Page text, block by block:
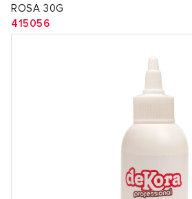
ROSA 30G
415056